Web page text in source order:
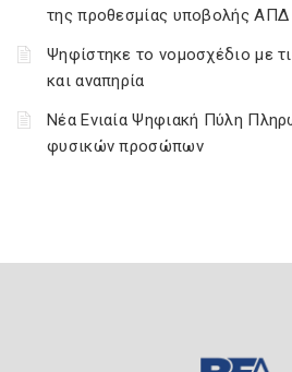
της προθεσμίας υποβολής
Ψηφίστηκε το νομοσχέδιο με
και αναπηρία
Νέα Ενιαία Ψηφιακή Πύλη
φυσικών προσώπων